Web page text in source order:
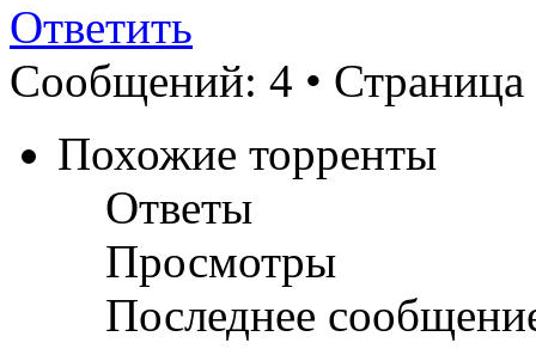
Ответить
Сообщений: 4 • Страница
Похожие торренты
Ответы
Просмотры
Последнее